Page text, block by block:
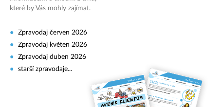
které by Vás mohly zajímat.
Zpravodaj červen 2026
Zpravodaj květen 2026
Zpravodaj duben 2026
starší zpravodaje...